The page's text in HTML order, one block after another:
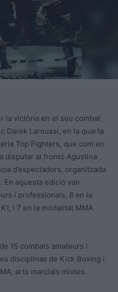
la victòria en el seu combat
Darek Laroussi, en la quarta
Top Fighters, que com en
disputar al frontó Agustina
d’espectadors, organitzada
En aquesta edició van
i professionals, 8 en la
i 7 en la modalitat MMA
15 combats amateurs i
disciplinas de Kick Boxing i
arts marcials mixtes.